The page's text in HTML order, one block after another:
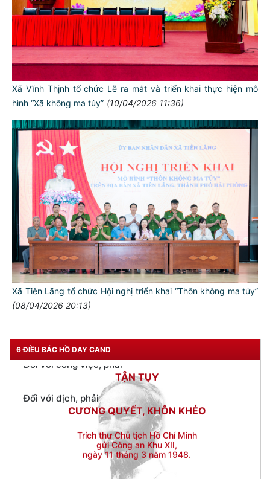
Xã Vĩnh Thịnh tổ chức Lễ ra mắt và triển khai thực hiện mô
hình “Xã không ma túy” (10/04/2026 11:36)
Xã Tiên Lãng tổ chức Hội nghị triển khai “Thôn không ma túy”
(08/04/2026 20:13)
6 ĐIỀU BÁC HỒ DẠY CAND
NGƯỜI CÔNG AN CÁCH MỆNH LÀ:
Đối với tự mình, phải
CẦN, KIỆM, LIÊM, CHÍNH
Đối với đồng sự, phải
THÂN ÁI GIÚP ĐỠ
Đối với chính phủ, phải
TUYỆT ĐỐI TRUNG THÀNH
Đối với nhân dân, phải
KÍNH TRỌNG LỄ PHÉP
Đối với công việc, phải
Đối với địch, phải
CƯƠNG QUYẾT, KHÔN KHÉO
Trích thư Chủ tịch Hồ Chí Minh
gửi Công an Khu XII,
ngày 11 tháng 3 năm 1948.